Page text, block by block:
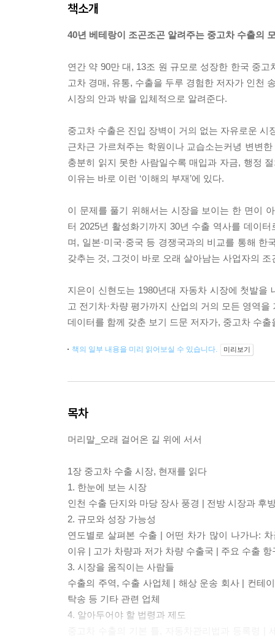
책소개
40년 베테랑이 조곤조곤 알려주는 중고차 수출의
연간 약 90만 대, 13조 원 규모로 성장한 한국 중
고차 경매, 유통, 수출을 두루 경험한 저자가 인천
시장의 안과 밖을 입체적으로 알려준다.
중고차 수출은 진입 장벽이 거의 없는 자유로운
근차근 가르쳐주는 학원이나 교습소는커녕 변변
충분히 읽지 못한 사람일수록 매입과 자금, 행정
이유는 바로 이런 ‘이해의 부재’에 있다.
이 문제를 풀기 위해서는 시장을 보이는 한 면이
터 2025년 활성화기까지 30년 수출 역사를 데이
며, 일본·미국·중국 등 경쟁국과의 비교를 통해
갖추는 것, 그것이 바로 오래 살아남는 사업자의
지은이 신현도는 1980년대 자동차 시장에 첫발을
고 전기차·차량 평가까지 산업의 거의 모든 영역
데이터를 함께 갖춘 보기 드문 저자가, 중고차 수
책의 일부 내용을 미리 읽어보실 수 있습니다. 미리보기
목차
머리말_오래 걸어온 길 위에 서서
1장 중고차 수출 시장, 현재를 읽다
1. 한눈에 보는 시장
인천 수출 단지와 마당 장사 풍경 | 전방 시장과 후
2. 규모와 성장 가능성
연도별로 살펴본 수출 | 어떤 차가 많이 나가나:
이유 | 고가 차량과 저가 차량 수출국 | 주요 수출
3. 시장을 움직이는 사람들
수출의 주역, 수출 사업체 | 해상 운송 회사 | 컨테
탁송 등 기타 관련 업체
4. 알아두어야 할 법령과 제도